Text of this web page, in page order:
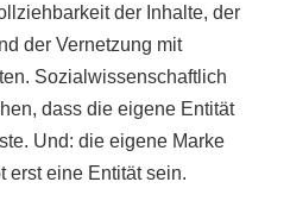
der Inhalte, der
der Vernetzung mit
Sozialwissenschaftlich
dass die eigene Entität
Und: die eigene Marke
erst eine Entität sein.